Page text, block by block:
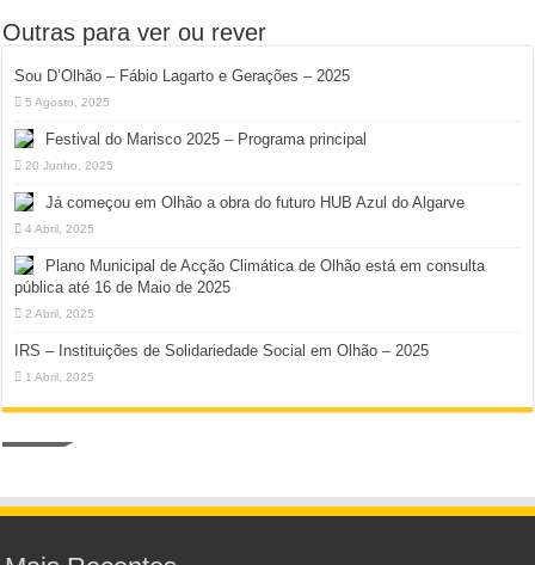
Outras para ver ou rever
Sou D’Olhão – Fábio Lagarto e Gerações – 2025
5 Agosto, 2025
Festival do Marisco 2025 – Programa principal
20 Junho, 2025
Já começou em Olhão a obra do futuro HUB Azul do Algarve
4 Abril, 2025
Plano Municipal de Acção Climática de Olhão está em consulta
pública até 16 de Maio de 2025
2 Abril, 2025
IRS – Instituições de Solidariedade Social em Olhão – 2025
1 Abril, 2025